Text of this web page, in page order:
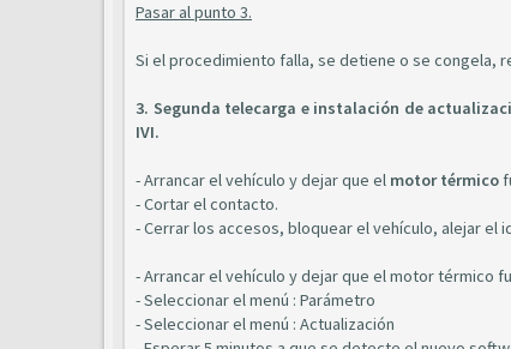
Pasar al punto 3.
Si el procedimiento falla, se detiene o se congela,
3. Segunda telecarga e instalación de
IVI.
- Arrancar el vehículo y dejar que el motor térmico
- Cortar el contacto.
- Cerrar los accesos, bloquear el vehículo, alejar
- Arrancar el vehículo y dejar que el motor térmico
- Seleccionar el menú : Parámetro
- Seleccionar el menú : Actualización